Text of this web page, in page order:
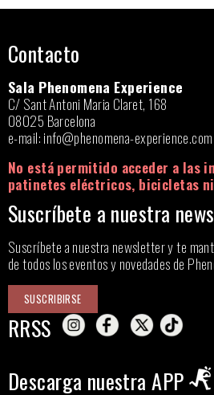
Contacto
Sala Phenomena Experience
C/ Sant Antoni Maria Claret, 168
08025 Barcelona
e-mail:info@phenomena-experience.com
No está permitido acceder a las
patinetes eléctricos, bicicletas
Suscríbete a nuestra news
Suscríbete a nuestra newsletter y te
de todos los eventos y novedades de
SUSCRIBIRSE
RRSS
Descarga nuestra APP